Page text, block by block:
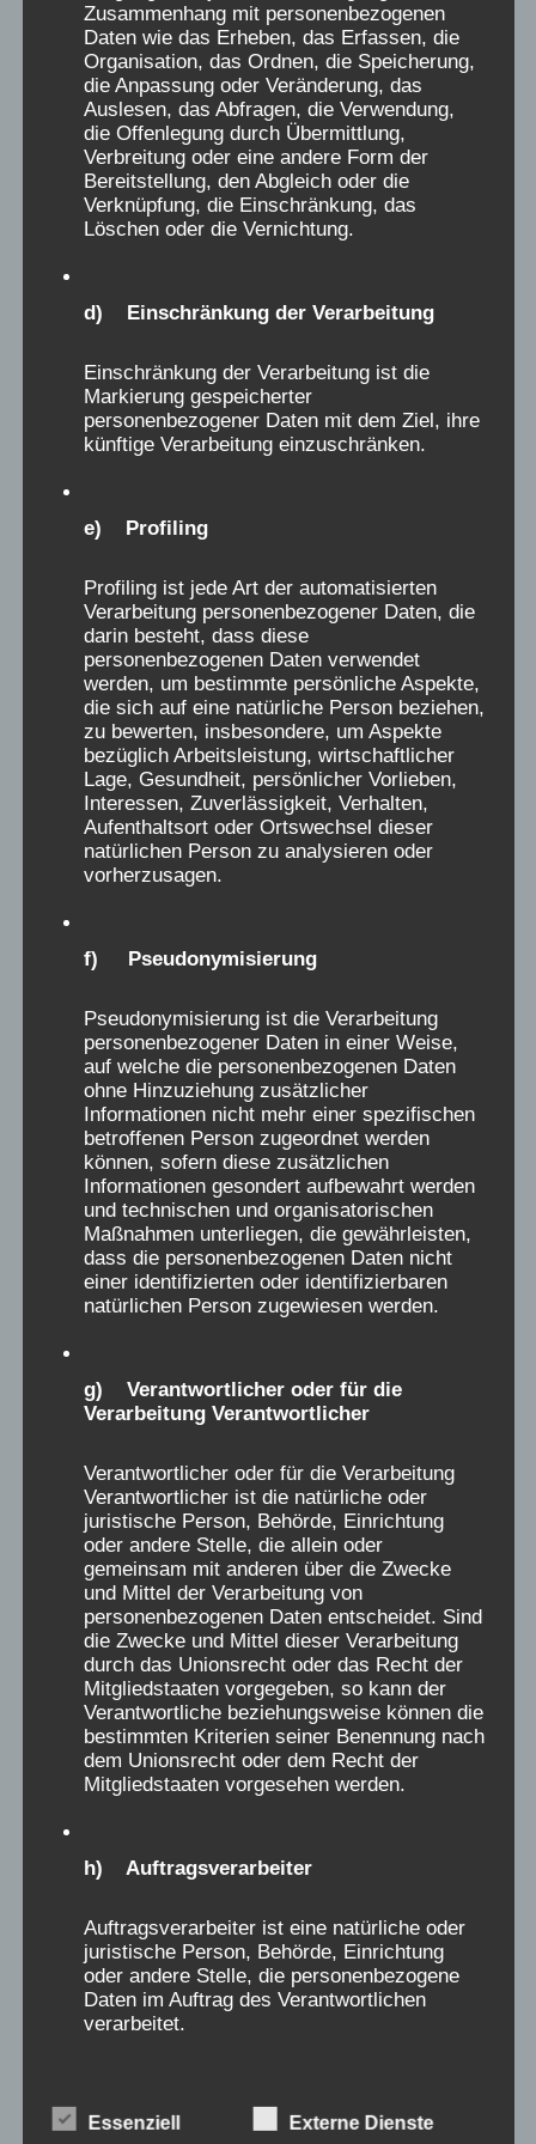
der 60er – 80er Jahre entgegenschallt. Was
seither herausgefunden wurde, ist aber etwas
anderes: Der Alltag in den bisher untersuchten
Heimen war objektiv für Kinder, aus vielerlei
Gründen, sehr oft und über zahlreiche
Einrichtungen verteilt, schädlich und
traumatisierend. Jede schlimmen Erinnerung
Schlüssel, dass es zu „empfindlich“ war, oder
aus einem schwierigen Elternhaus kam,
sondern in den speziellen Bedingungen des
Heimes, in dem dieses Kind gelitten hat.
Strafbücher, Unterbesetzungs- und
Überbelegungszahlen, Information über die
Ausbeutung der Mitarbeiter,
Mangel an Toiletten, Fachpersonal, das
schlechte Essen, den mangelnden Spielraum,
NS-Reliquien zu Vorstellungen von strafender
Erziehung, in historischen Fachbüchern, sowie
Beschwerdebriefe, und Erinnerungen damals
erwachsener Zeitzeugen, sowie Belege für
illegale medizinische Handlungen und
pharmazeutische Testungen, zeugen davon,
und belegen, dass die schmerzhaften
Erinnerungen der Verschickungskinder keine
Forschungsziel muss heute, oft mehr als 50
Jahre nach den Taten, sein, die Ursachen und
Bedingungen dieser Gewalt in den
Einrichtungen der Kinderverschickungen,
objektiv aufzuklären, allen Hintergründen
nachzugehen und genaueste Analyse zu
betreiben.
Anja Röhl, Christiane Dienel, für denAEKV
, dem wissenschaftlichen Begleitverein der
Initiative Verschickungskinder e.V.
Marcusaus Hamburg schrieb am06.03.2026
Verschickungsheim:Norderney
Zeitraum (Jahr):1976
Ich war gerade 5 Jahre alt. Ich wurde nach
Norderney geschickt. Meine Tante war zu der
Zeit auch auf der Insel. Als ich sie beim
Spielen am Zaun stehen sah, habe ich sie
erkannt und nach ihr gerufen. Es wurde mir
gesagt, sie sei es nicht gewesen, aber ich
hatte sie doch erkannt? Daraus entwickelte
belastet. Ich hatte den Glauben an die
Menschen verloren, ich dachte irgendwie, die
Ganze Menschheit hätte sich gegen mich
verschworen, auch meine eigene Familie. Ich
hatte so stark Heimweh, dass ich wochenlang
im Bett lag und mich ständig erbrochen habe.
verdrängt. Es war fürchterlich, ich war
Zusammenhang mit personenbezogenen
Daten wie das Erheben, das Erfassen, die
Organisation, das Ordnen, die Speicherung,
die Anpassung oder Veränderung, das
Auslesen, das Abfragen, die Verwendung,
die Offenlegung durch Übermittlung,
Verbreitung oder eine andere Form der
Bereitstellung, den Abgleich oder die
Verknüpfung, die Einschränkung, das
Löschen oder die Vernichtung.
d) Einschränkung der Verarbeitung
Einschränkung der Verarbeitung ist die
Markierung gespeicherter
personenbezogener Daten mit dem Ziel, ihre
künftige Verarbeitung einzuschränken.
e) Profiling
Profiling ist jede Art der automatisierten
Verarbeitung personenbezogener Daten, die
darin besteht, dass diese
personenbezogenen Daten verwendet
werden, um bestimmte persönliche Aspekte,
die sich auf eine natürliche Person beziehen,
zu bewerten, insbesondere, um Aspekte
bezüglich Arbeitsleistung, wirtschaftlicher
Lage, Gesundheit, persönlicher Vorlieben,
Interessen, Zuverlässigkeit, Verhalten,
Aufenthaltsort oder Ortswechsel dieser
natürlichen Person zu analysieren oder
vorherzusagen.
f) Pseudonymisierung
Pseudonymisierung ist die Verarbeitung
personenbezogener Daten in einer Weise,
auf welche die personenbezogenen Daten
ohne Hinzuziehung zusätzlicher
Informationen nicht mehr einer spezifischen
betroffenen Person zugeordnet werden
können, sofern diese zusätzlichen
Informationen gesondert aufbewahrt werden
und technischen und organisatorischen
Maßnahmen unterliegen, die gewährleisten,
dass die personenbezogenen Daten nicht
einer identifizierten oder identifizierbaren
natürlichen Person zugewiesen werden.
g) Verantwortlicher oder für die
Verarbeitung Verantwortlicher
Verantwortlicher oder für die Verarbeitung
Verantwortlicher ist die natürliche oder
juristische Person, Behörde, Einrichtung
oder andere Stelle, die allein oder
gemeinsam mit anderen über die Zwecke
und Mittel der Verarbeitung von
personenbezogenen Daten entscheidet. Sind
die Zwecke und Mittel dieser Verarbeitung
durch das Unionsrecht oder das Recht der
Mitgliedstaaten vorgegeben, so kann der
Verantwortliche beziehungsweise können die
bestimmten Kriterien seiner Benennung nach
dem Unionsrecht oder dem Recht der
Mitgliedstaaten vorgesehen werden.
h) Auftragsverarbeiter
Auftragsverarbeiter ist eine natürliche oder
juristische Person, Behörde, Einrichtung
oder andere Stelle, die personenbezogene
Daten im Auftrag des Verantwortlichen
verarbeitet.
Essenziell Externe Dienste